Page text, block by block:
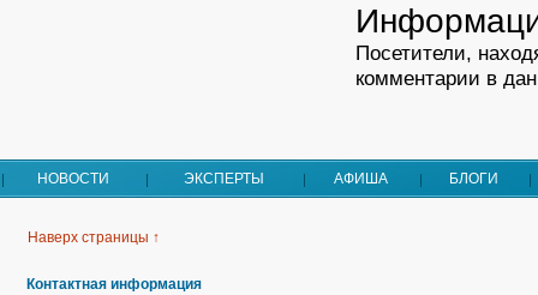
Посетители,
комментарии в
НОВОСТИ ЭКСПЕРТЫ АФИША БЛОГИ
Наверх страницы ↑
Контактная информация